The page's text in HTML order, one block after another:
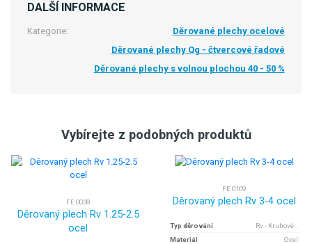
DALŠÍ INFORMACE
Kategorie:
Děrované plechy ocelové
Děrované plechy Qg - čtvercové řadové
Děrované plechy s volnou plochou 40 - 50 %
Vybírejte z podobných produktů
FE 0038
Děrovaný plech Rv 1.25-2.5
ocel
FE 0109
Děrovaný plech Rv 3-4 ocel
Typ děrování
Rv - Kruhové..
Materiál
Ocel